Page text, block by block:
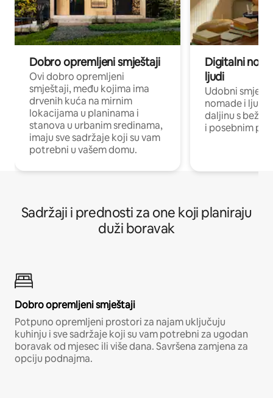
Dobro opremljeni smještaji
Ovi dobro opremljeni
smještaji, među kojima ima
drvenih kuća na mirnim
lokacijama u planinama i
stanova u urbanim sredinama,
imaju sve sadržaje koji su vam
potrebni u vašem domu.
Digitalni
ljudi
Udobni
nomade i ljude
daljinu s
i posebnim
Sadržaji i prednosti za one koji planiraju
duži boravak
Dobro opremljeni smještaji
Potpuno opremljeni prostori za najam uključuju
kuhinju i sve sadržaje koji su vam potrebni za ugodan
boravak od mjesec ili više dana. Savršena zamjena za
opciju podnajma.